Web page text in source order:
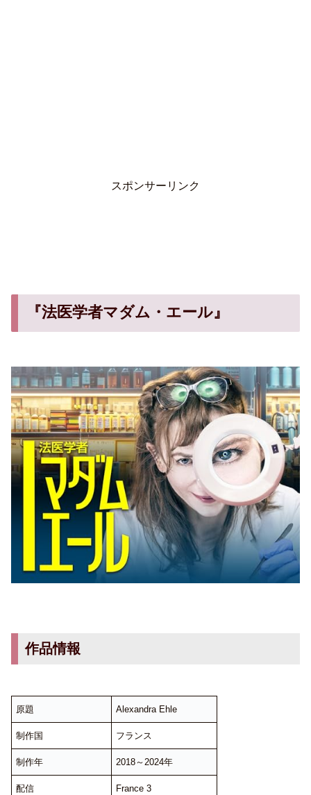
スポンサーリンク
『法医学者マダム・エール』
作品情報
原題 Alexandra Ehle
制作国 フランス
制作年 2018～2024年
配信 France 3